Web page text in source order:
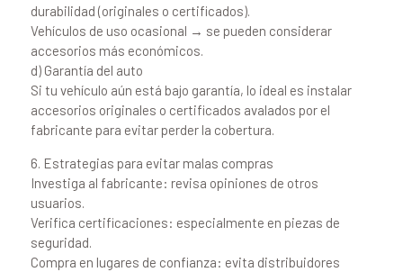
durabilidad (originales o certificados).
Vehículos de uso ocasional → se pueden considerar
accesorios más económicos.
d) Garantía del auto
Si tu vehículo aún está bajo garantía, lo ideal es instalar
accesorios originales o certificados avalados por el
fabricante para evitar perder la cobertura.
6. Estrategias para evitar malas compras
Investiga al fabricante: revisa opiniones de otros
usuarios.
Verifica certificaciones: especialmente en piezas de
seguridad.
Compra en lugares de confianza: evita distribuidores